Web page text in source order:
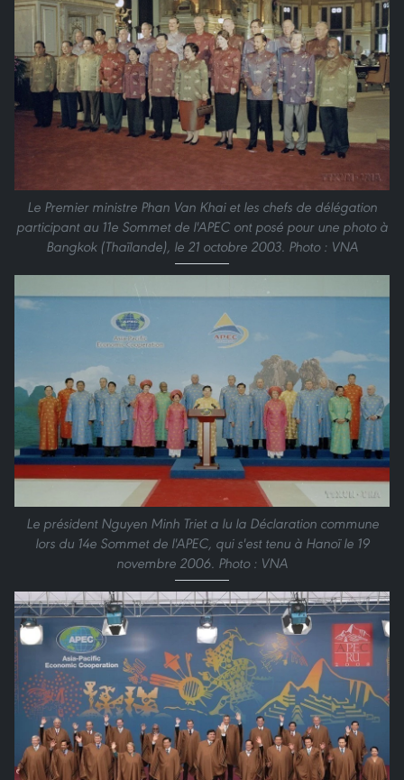
Le Premier ministre Phan Van Khai et les chefs de délégation
participant au 11e Sommet de l'APEC ont posé pour une photo à
Bangkok (Thaïlande), le 21 octobre 2003. Photo : VNA
Le président Nguyen Minh Triet a lu la Déclaration commune
lors du 14e Sommet de l'APEC, qui s'est tenu à Hanoï le 19
novembre 2006. Photo : VNA